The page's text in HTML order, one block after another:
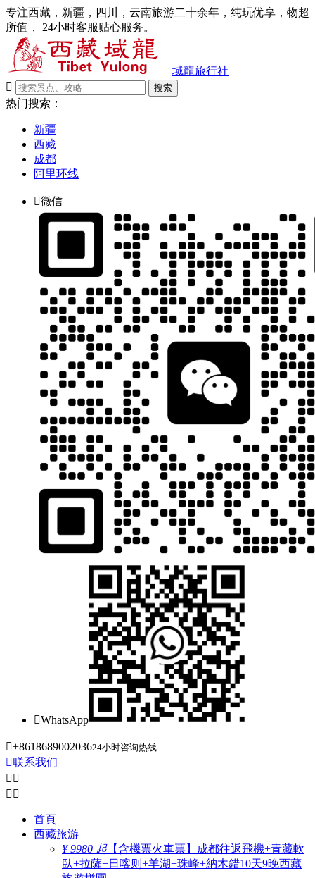
专注西藏，新疆，四川，云南旅游二十余年，纯玩优享，物超
所值， 24小时客服贴心服务。
域龍旅行社

搜索
热门搜索：
新疆
西藏
成都
阿里环线
微信
WhatsApp
+861868900203624小时咨询热线
联系我们
 
 
首頁
西藏旅游
¥ 9980 起【含機票火車票】成都往返飛機+青藏軟
臥+拉薩+日喀则+羊湖+珠峰+納木錯10天9晚西藏